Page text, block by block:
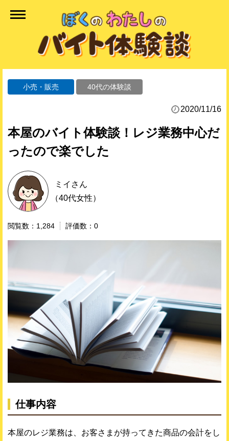
小売・販売 40代の体験談
2020/11/16
本屋のバイト体験談！レジ業務中心だ
ったので楽でした
ミイ さん
（40代女性）
1,284 0
仕事内容
本屋のレジ業務は、お客さまが持ってきた商品の会計をし